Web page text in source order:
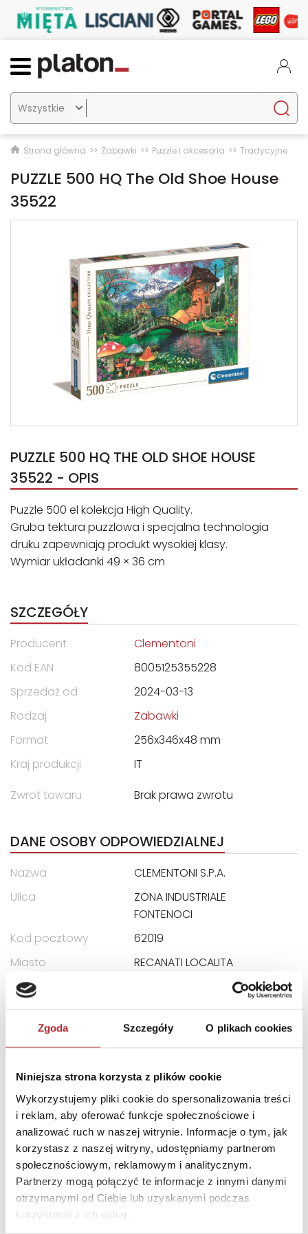
Zgoda Szczegóły O plikach cookies
Niniejsza strona korzysta z plików cookie
Wykorzystujemy pliki cookie do spersonalizowania treści
i reklam, aby oferować funkcje społecznościowe i
analizować ruch w naszej witrynie. Informacje o tym, jak
korzystasz z naszej witryny, udostępniamy partnerom
społecznościowym, reklamowym i analitycznym.
Partnerzy mogą połączyć te informacje z innymi danymi
otrzymanymi od Ciebie lub uzyskanymi podczas
korzystania z ich usług.

Strona główna Zabawki Puzzle i akcesoria Tradycyjne
PUZZLE 500 HQ The Old Shoe House
35522
PUZZLE 500 HQ THE OLD SHOE HOUSE
35522 - OPIS
Puzzle 500 el kolekcja High Quality.
Gruba tektura puzzlowa i specjalna technologia
druku zapewniają produkt wysokiej klasy.
Wymiar układanki 49 × 36 cm
SZCZEGÓŁY
Producent
Clementoni
Kod EAN
8005125355228
Sprzedaż od
2024-03-13
Rodzaj
Zabawki
Format
256x346x48 mm
Kraj produkcji
IT
Zwrot towaru
Brak prawa zwrotu
DANE OSOBY ODPOWIEDZIALNEJ
Nazwa
CLEMENTONI S.P.A.
Ulica
ZONA INDUSTRIALE
FONTENOCI
Kod pocztowy
62019
Miasto
RECANATI LOCALITA
E-mail
assistenza@clementoni.it
INNI KLIENCI KUPOWALI